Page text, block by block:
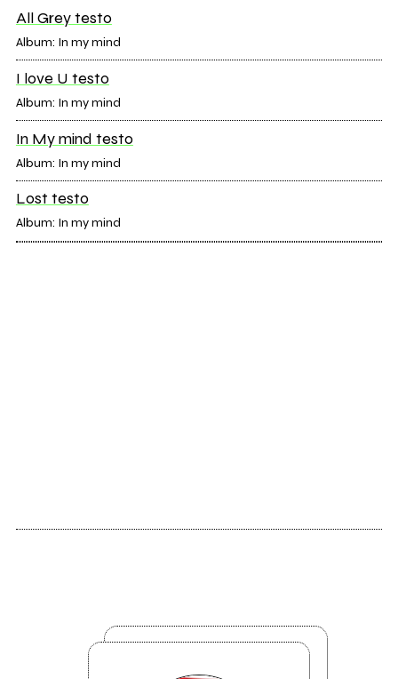
All Grey testo
Album: In my mind
I love U testo
Album: In my mind
In My mind testo
Album: In my mind
Lost testo
Album: In my mind